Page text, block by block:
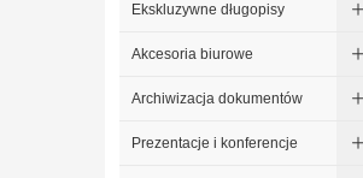
Ekskluzywne długopisy
Akcesoria biurowe
Archiwizacja dokumentów
Prezentacje i konferencje